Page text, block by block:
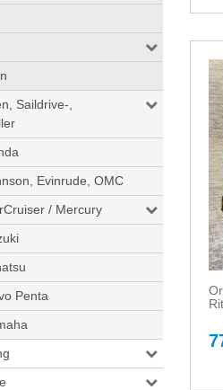
Saildrive-,
Evinrude, OMC
/ Mercury
Penta